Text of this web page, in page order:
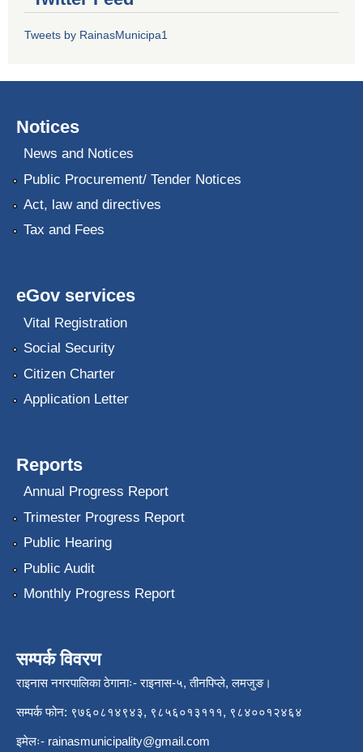
Tweets by RainasMunicipa1
Notices
News and Notices
Public Procurement/ Tender Notices
Act, law and directives
Tax and Fees
eGov services
Vital Registration
Social Security
Citizen Charter
Application Letter
Reports
Annual Progress Report
Trimester Progress Report
Public Hearing
Public Audit
Monthly Progress Report
सम्पर्क विवरण
राइनास नगरपालिका ठेगानाः- राइनास-५, तीनपिप्ले, लमजुङ।
सम्पर्क फोन: ९७६०८१४९४३, ९८५६०१३१११, ९८४००१२४६४
इमेलः- rainasmunicipality@gmail.com